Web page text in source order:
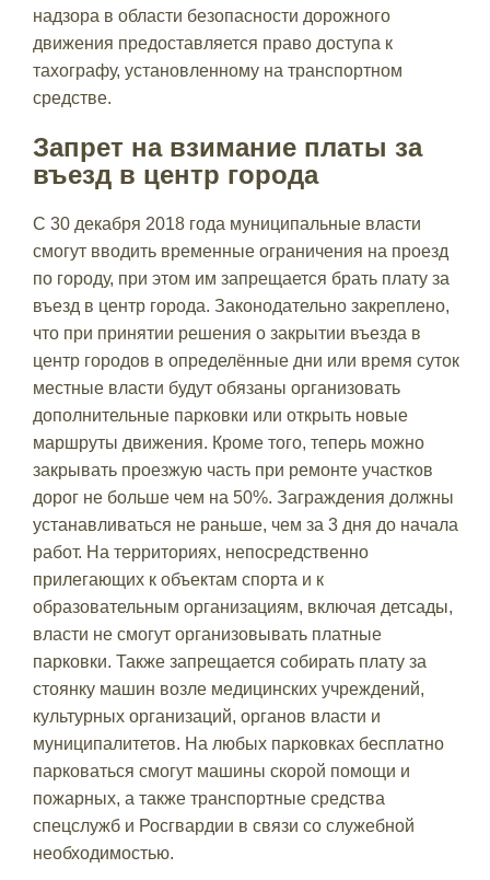
надзора в области безопасности дорожного
движения предоставляется право доступа к
тахографу, установленному на транспортном
средстве.
Запрет на взимание платы за
въезд в центр города
С 30 декабря 2018 года муниципальные власти
смогут вводить временные ограничения на проезд
по городу, при этом им запрещается брать плату за
въезд в центр города. Законодательно закреплено,
что при принятии решения о закрытии въезда в
центр городов в определённые дни или время суток
местные власти будут обязаны организовать
дополнительные парковки или открыть новые
маршруты движения. Кроме того, теперь можно
закрывать проезжую часть при ремонте участков
дорог не больше чем на 50%. Заграждения должны
устанавливаться не раньше, чем за 3 дня до начала
работ. На территориях, непосредственно
прилегающих к объектам спорта и к
образовательным организациям, включая детсады,
власти не смогут организовывать платные
парковки. Также запрещается собирать плату за
стоянку машин возле медицинских учреждений,
культурных организаций, органов власти и
муниципалитетов. На любых парковках бесплатно
парковаться смогут машины скорой помощи и
пожарных, а также транспортные средства
спецслужб и Росгвардии в связи со служебной
необходимостью.